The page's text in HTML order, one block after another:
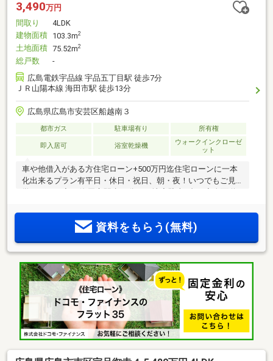
3,490万円
間取り
4LDK
建物面積 103.3m2
土地面積 75.52m2
総戸数
-
広島電鉄宇品線 宇品五丁目駅 徒歩7分
ＪＲ山陽本線 海田市駅 徒歩13分
広島県広島市安芸区船越南３
都市ガス 駐車場有り 所有権
即入居可 浴室乾燥機
ウォークインクローゼ
ット
車や他借入がある方住宅ローン+500万円迄住宅ローンに一本
化出来るプラン有平日・休日・祝日、朝・夜！いつでもご見
学頂けます◆JR海田市駅歩13分の平地◆駐車1台可◆全面道
合 月々84340円※変動金利・40年払い・金利0.775％・ボーナ
ス払い無しの場合現在の家賃+駐車場代と比べてみてください
等、対応出来ますのでお気軽にご相談下さい他掲載物件も纏
めてご案内・資料送付可能です
資料をもらう(無料)